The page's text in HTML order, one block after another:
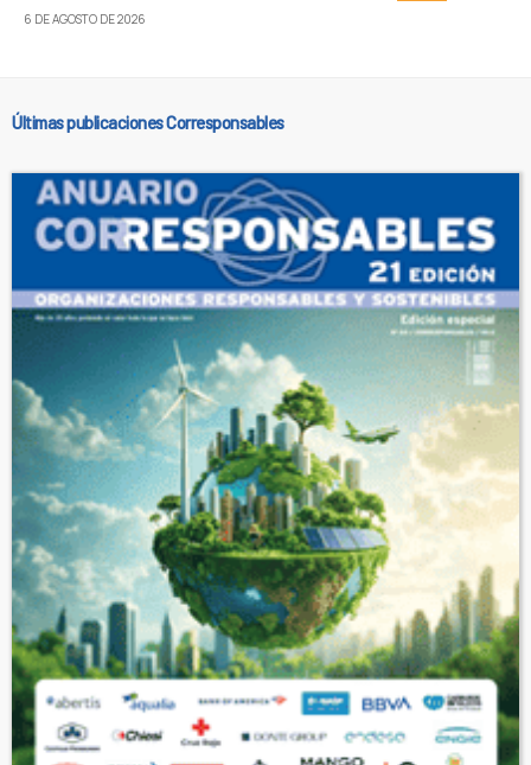
6 DE AGOSTO DE 2026
Últimas publicaciones Corresponsables